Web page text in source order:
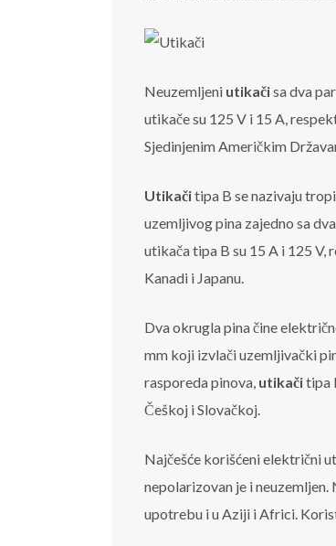
Neuzemljeni utikačisa dva
utikače su 125 V i 15 A,
Sjedinjenim Američkim
Utikačitipa B se nazivaju
uzemljivog pina zajedno sa
utikača tipa B su 15 A i 125 V,
Kanadi i Japanu.
Dva okrugla pina čine
mm koji izvlači uzemljivački
rasporeda pinova, utikačitipa
Češkoj i Slovačkoj.
Najčešće korišćeni električni
nepolarizovan je i
upotrebu i u Aziji i Africi.